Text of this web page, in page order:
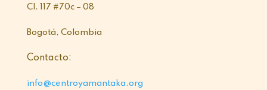
Cl. 117 #70c – 08
Bogotá, Colombia
Contacto:
info@centroyamantaka.org